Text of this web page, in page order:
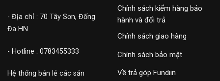
- Địa chỉ : 70 Tây Sơn, Đống
Đa HN
- Hotline : 0783455333
Hệ thống bán lẻ các sản
Chính sách kiểm hàng bảo
hành và đổi trả
Chính sách giao hàng
Chính sách bảo mật
Về trả góp Fundiin